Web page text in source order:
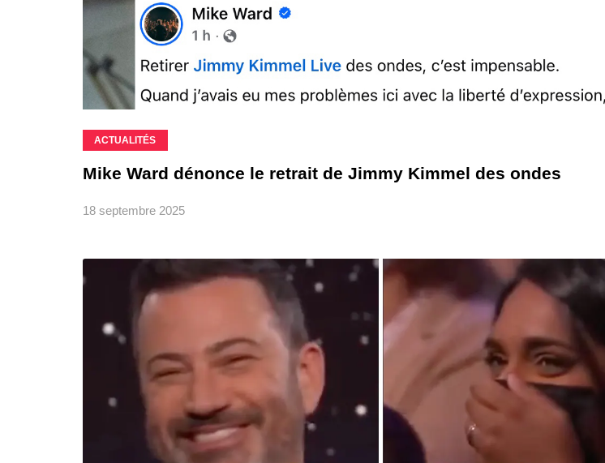
ACTUALITÉS
Mike Ward dénonce le retrait de Jimmy Kimmel des ondes
18 septembre 2025